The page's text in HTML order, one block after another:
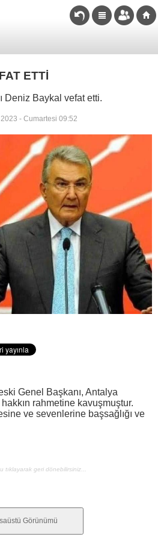
ETTİ
Deniz Baykal vefat etti.
- Cumartesi 09:52
Genel Başkanı, Antalya
rahmetine kavuşmuştur.
ve sevenlerine başsağlığı ve
tıklayarak geri dönebilirsiniz...